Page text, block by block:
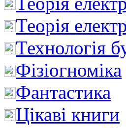
Теорія
Технологія
Фізіогноміка
Фантастика
Цікаві книги